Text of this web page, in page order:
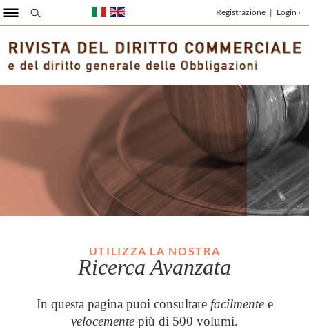
UTILIZZA LA NOSTRA
Ricerca Avanzata
In questa pagina puoi consultare facilmentee
velocemente più di 500 volumi.
Registrazione | Login ›